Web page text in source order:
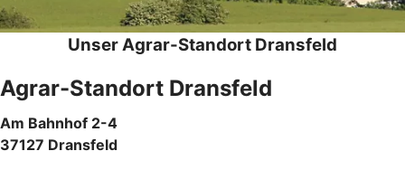
Unser Agrar-Standort Dransfeld
Agrar-Standort Dransfeld
Am Bahnhof 2-4
37127 Dransfeld